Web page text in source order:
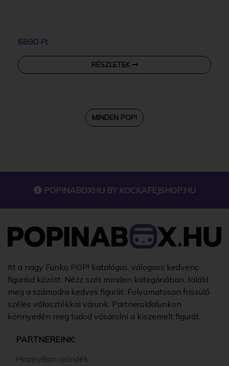
6890 Ft
RÉSZLETEK
MINDEN POP!
POPINABOXHU BY KOCKAFEJSHOP.HU
Itt a nagy Funko POP! katalógus, válogass kedvenc
figuráid között. Nézz szét minden kategóriában, találd
meg a számodra kedves figurát. Folyamatosan frissülő
széles választékkal várunk. Partneroldalunkon
könnyedén meg tudod vásárolni a kiszemelt figurát.
PARTNEREINK:
HappyBon ajándék